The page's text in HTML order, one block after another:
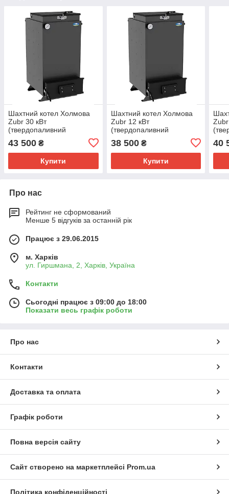
Шахтний котел Холмова
Zubr 30 кВт
(твердопаливний
43 500 ₴
Купити
Шахтний котел Холмова
Zubr 12 кВт
(твердопаливний
38 500₴
Купити
40
Про нас
Рейтинг не сформований
Менше 5 відгуків за останній рік
Працює з 29.06.2015
м. Харків
ул. Гиршмана, 2, Харків, Україна
Контакти
Сьогодні працює з 09:00 до 18:00
Показати весь графік роботи
Про нас
Контакти
Доставка та оплата
Графік роботи
Повна версія сайту
Сайт створено на маркетплейсі Prom.ua
Політика конфіденційності